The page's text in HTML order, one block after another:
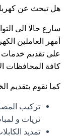
هل تبحث عن
سارع حالا الى
أمهر العاملين
على تقديم خدمات
كافة المحافظات
كما نقوم بتقديم
تركيب
ثريات و
تمديد